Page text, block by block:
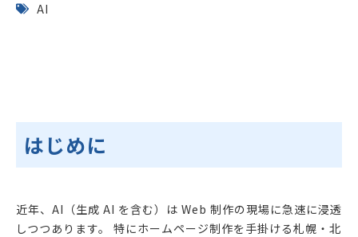
AI
はじめに
近年、AI（生成 AI を含む）は Web 制作の現場に急速に浸透
しつつあります。 特にホームページ制作を手掛ける札幌・北